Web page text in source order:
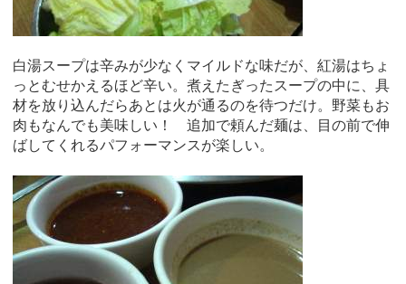
白湯スープは辛みが少なくマイルドな味だが、紅湯はちょ
っとむせかえるほど辛い。煮えたぎったスープの中に、具
材を放り込んだらあとは火が通るのを待つだけ。野菜もお
肉もなんでも美味しい！ 追加で頼んだ麺は、目の前で伸
ばしてくれるパフォーマンスが楽しい。